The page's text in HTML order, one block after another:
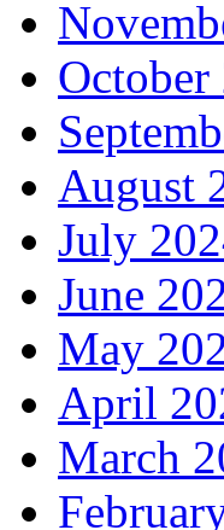
October
August
July
June
May
April
March